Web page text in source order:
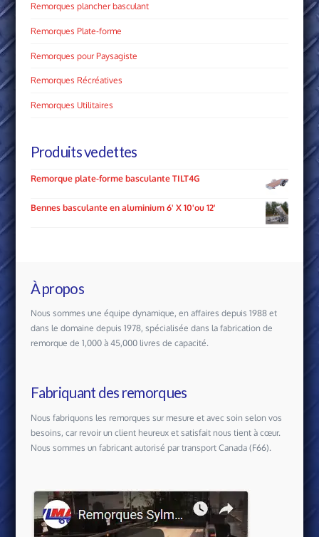
Remorques plancher basculant
Remorques Plate­-forme
Remorques pour Paysagiste
Remorques Récréatives
Remorques Utilitaires
Produits vedettes
Remorque plate-forme basculante TILT4G
Bennes basculante en aluminium 6' X 10'ou 12'
À propos
Nous sommes une équipe dynamique, en affaires depuis 1988 et
dans le domaine depuis 1978, spécialisée dans la fabrication de
remorque de 1,000 à 45,000 livres de capacité.
Fabriquant des remorques
Nous fabriquons les remorques sur mesure et avec soin selon vos
besoins, car revoir un client heureux et satisfait nous tient à cœur.
Nous sommes un fabricant autorisé par transport Canada (F66).